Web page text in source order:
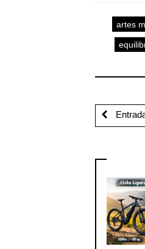
artes